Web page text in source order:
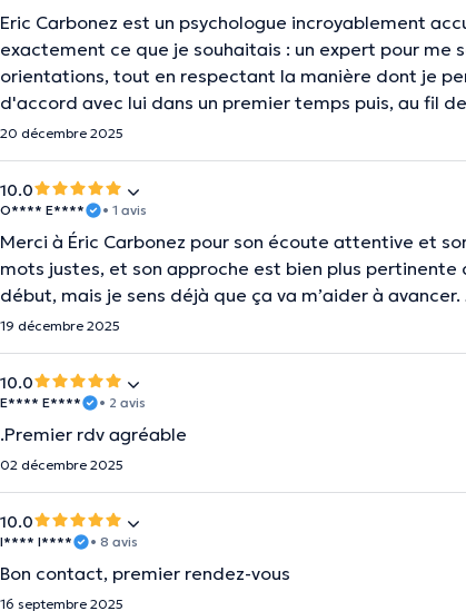
Eric Carbonez est un psychologue incroyablement
exactement ce que je souhaitais : un expert pour me
orientations, tout en respectant la manière dont je
d'accord avec lui dans un premier temps puis, au fil
20 décembre 2025
10.0
O**** E**** • 1 avis
Merci à Éric Carbonez pour son écoute attentive et
mots justes, et son approche est bien plus pertinente
début, mais je sens déjà que ça va m’aider à
19 décembre 2025
10.0
E**** E**** • 2 avis
.Premier rdv agréable
02 décembre 2025
10.0
I**** I**** • 8 avis
Bon contact, premier rendez-vous
16 septembre 2025